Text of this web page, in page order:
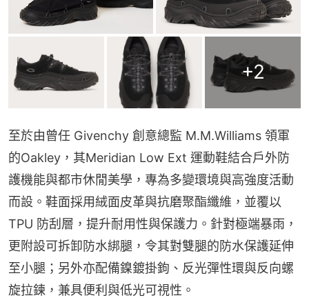
+2
至於由曾任 Givenchy 創意總監 M.M.Williams 領軍
的Oakley，其Meridian Low Ext 運動鞋結合戶外防
護機能與都市休閒美學，專為多變環境與高強度活動
而設。鞋面採用絨面皮革與抗磨聚酯纖維，並覆以
TPU 防刮層，提升耐用性與保護力。針對極端暴雨，
更附設可拆卸防水綁腿，令其對雙腿的防水保護延伸
至小腿；另外亦配備鎳鍍掛鉤、反光彈性環與反向螺
旋拉鍊，兼具便利與低光可視性。